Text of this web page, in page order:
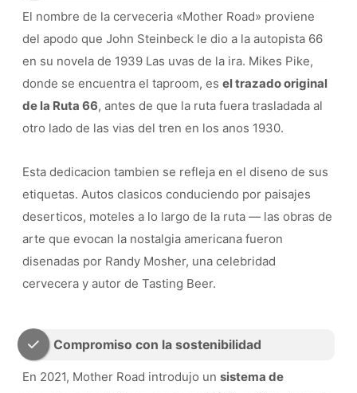
El nombre de la cerveceria «Mother Road» proviene
del apodo que John Steinbeck le dio a la autopista 66
en su novela de 1939 Las uvas de la ira. Mikes Pike,
donde se encuentra el taproom, es el trazado original
de la Ruta 66, antes de que la ruta fuera trasladada al
otro lado de las vias del tren en los anos 1930.
Esta dedicacion tambien se refleja en el diseno de sus
etiquetas. Autos clasicos conduciendo por paisajes
deserticos, moteles a lo largo de la ruta — las obras de
arte que evocan la nostalgia americana fueron
disenadas por Randy Mosher, una celebridad
cervecera y autor de Tasting Beer.
Compromiso con la sostenibilidad
En 2021, Mother Road introdujo un sistema de